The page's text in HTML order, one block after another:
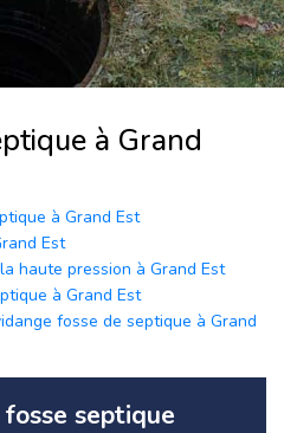
à Grand
à Grand Est
Est
haute pression à Grand Est
à Grand Est
fosse de septique à Grand
septique